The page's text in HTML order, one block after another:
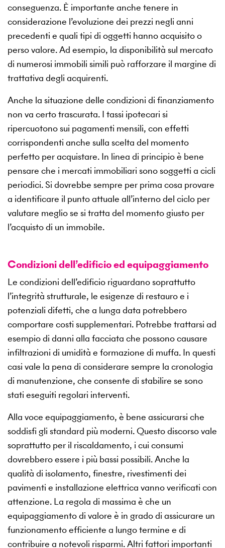
conseguenza. È importante anche tenere in
considerazione l’evoluzione dei prezzi negli anni
precedenti e quali tipi di oggetti hanno acquisito o
perso valore. Ad esempio, la disponibilità sul mercato
di numerosi immobili simili può rafforzare il margine di
trattativa degli acquirenti.
Anche la situazione delle condizioni di finanziamento
non va certo trascurata. I tassi ipotecari si
ripercuotono sui pagamenti mensili, con effetti
corrispondenti anche sulla scelta del momento
perfetto per acquistare. In linea di principio è bene
pensare che i mercati immobiliari sono soggetti a cicli
periodici. Si dovrebbe sempre per prima cosa provare
a identificare il punto attuale all’interno del ciclo per
valutare meglio se si tratta del momento giusto per
l’acquisto di un immobile.
Condizioni dell’edificio ed equipaggiamento
Le condizioni dell’edificio riguardano soprattutto
l’integrità strutturale, le esigenze di restauro e i
potenziali difetti, che a lunga data potrebbero
comportare costi supplementari. Potrebbe trattarsi ad
esempio di danni alla facciata che possono causare
infiltrazioni di umidità e formazione di muffa. In questi
casi vale la pena di considerare sempre la cronologia
di manutenzione, che consente di stabilire se sono
stati eseguiti regolari interventi.
Alla voce equipaggiamento, è bene assicurarsi che
soddisfi gli standard più moderni. Questo discorso vale
soprattutto per il riscaldamento, i cui consumi
dovrebbero essere i più bassi possibili. Anche la
qualità di isolamento, finestre, rivestimenti dei
pavimenti e installazione elettrica vanno verificati con
attenzione. La regola di massima è che un
equipaggiamento di valore è in grado di assicurare un
funzionamento efficiente a lungo termine e di
contribuire a notevoli risparmi. Altri fattori importanti